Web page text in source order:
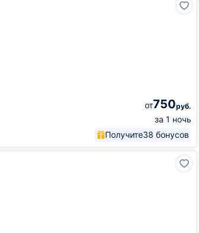
от750руб.
за 1 ночь
Получите38 бонусов